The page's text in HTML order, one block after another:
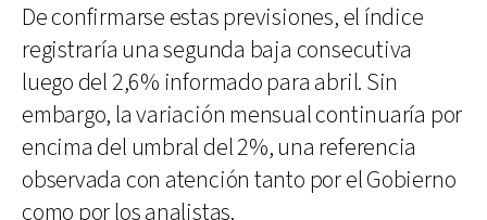
De confirmarse estas previsiones, el índice
registraría una segunda baja consecutiva
luego del 2,6% informado para abril. Sin
embargo, la variación mensual continuaría por
encima del umbral del 2%, una referencia
observada con atención tanto por el Gobierno
como por los analistas.